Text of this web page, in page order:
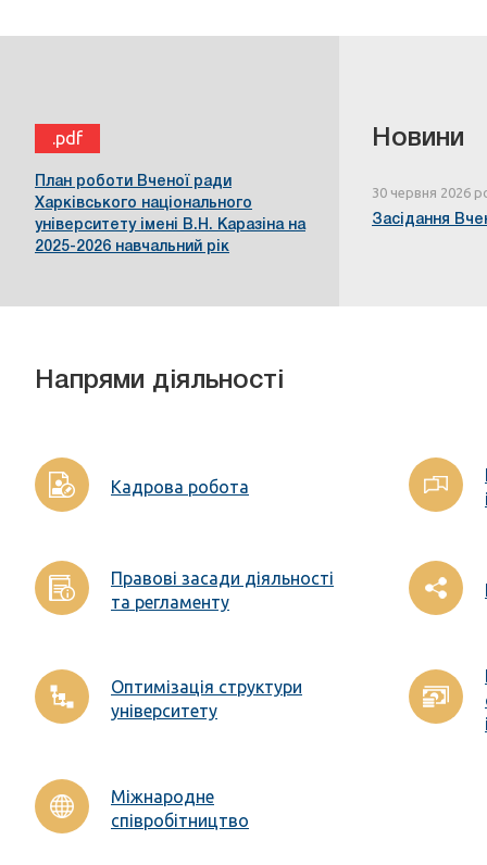
.pdf
План роботи Вченої ради
Харківського національного
університету імені В.Н. Каразіна на
2025-2026 навчальний рік
Новини
30 червня 2026
Засідання
Напрями діяльності
Кадрова робота
Правові засади діяльності
та регламенту
Оптимізація структури
університету
Міжнародне
співробітництво